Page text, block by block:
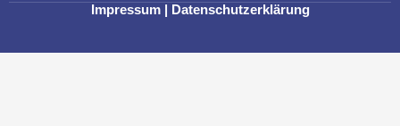
Impressum| Datenschutzerklärung